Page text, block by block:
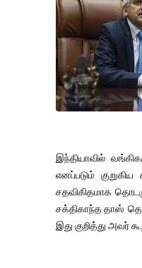
இந்தியாவில்
எனப்படும்
சதவிகிதமாக
சக்திகாந்த தாஸ்
இது குறித்து அவர்